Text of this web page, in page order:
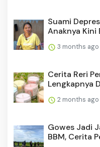
Suami
Anaknya Kini
3 months ago
Cerita Reri
Lengkapnya
2 months ago
Gowes Jadi
BBM, Cerita